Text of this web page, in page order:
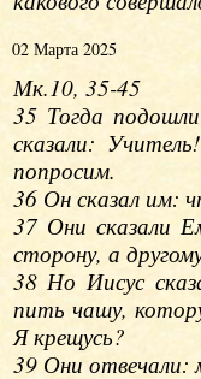
02 Марта 2025
Мк.10, 35-45
35 Тогда
сказали:
попросим.
36 Он сказал им:
37 Они сказали
сторону, а
38 Но Иисус
пить чашу,
Я крещусь?
39 Они